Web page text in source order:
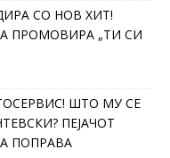
СО НОВ ХИТ!
ПРОМОВИРА „ТИ СИ
ШТО МУ СЕ
ПЕЈАЧОТ
ПОПРАВА